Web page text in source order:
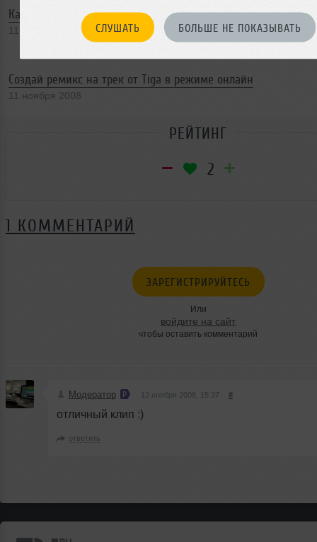
СЛУШАТЬ БОЛЬШЕ НЕ ПОКАЗЫВАТЬ
Качай бесплатно компиляцию от !K7 Records
11 ноября 2008
Создай ремикс на трек от Tiga в режиме онлайн
11 ноября 2008
РЕЙТИНГ
2
1 КОММЕНТАРИЙ
ЗАРЕГИСТРИРУЙТЕСЬ
Или
войдите на сайт
чтобы оставить комментарий
Модератор 12 ноября 2008, 15:37 #
отличный клип :)
ответить